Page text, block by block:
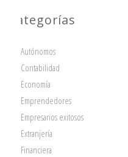
Categorías
Autónomos
Contabilidad
Economía
Emprendedores
Empresarios exitosos
Extranjería
Financiera